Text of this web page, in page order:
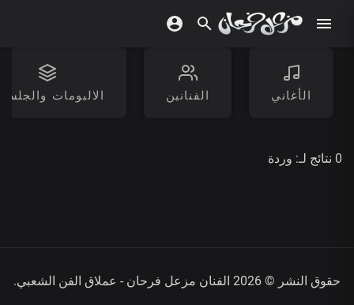
الأغاني الفنانين الالبومات
0 نتائج لـ: وردة
حقوق النشر © 2026 الفنان مزعل فرحان - عملاق الفن الشعبي.